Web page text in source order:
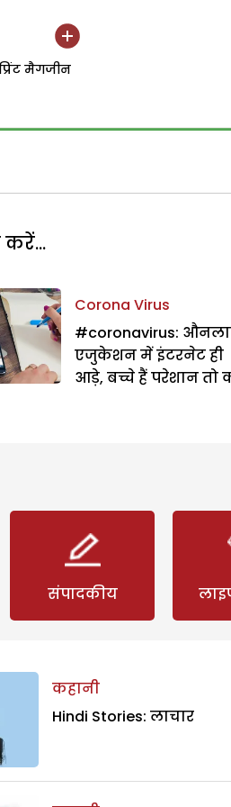
मैगजीन
Corona Virus
#coronavirus:
एजुकेशन में इंटरनेट ही
आड़े, बच्चे हैं परेशान तो
संपादकीय
कहानी
Hindi Stories: लाचार